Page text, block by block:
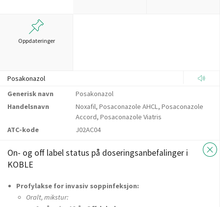
Oppdateringer
Posakonazol
Generisk navn
Posakonazol
Handelsnavn
Noxafil, Posaconazole AHCL, Posaconazole
Accord, Posaconazole Viatris
ATC-kode
J02AC04
On- og off label status på doseringsanbefalinger i
KOBLE
Profylakse for invasiv soppinfeksjon:
Oralt, mikstur: